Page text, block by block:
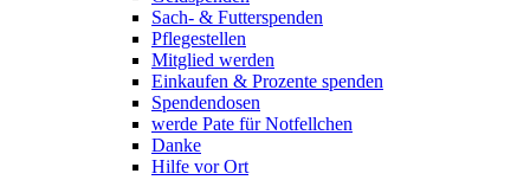
Sach- & Futterspenden
Pflegestellen
Mitglied werden
Einkaufen & Prozente spenden
Spendendosen
werde Pate für Notfellchen
Danke
Hilfe vor Ort